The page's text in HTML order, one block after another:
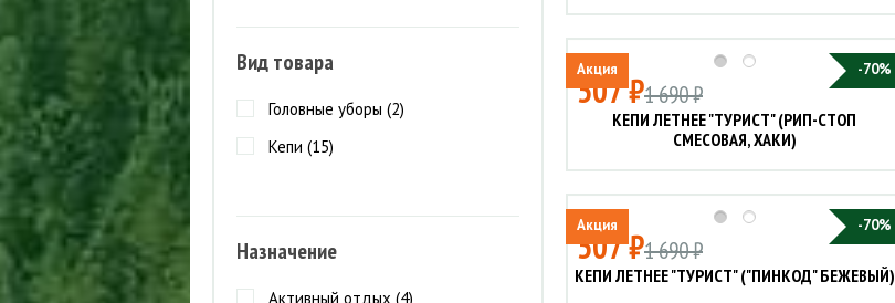
Вид товара
Головные уборы (2)
Кепи (15)
Назначение
Активный отдых (4)
Акция -70%
507 ₽1 690 ₽
КЕПИ ЛЕТНЕЕ "ТУРИСТ" (РИП-СТОП
СМЕСОВАЯ, ХАКИ)
Акция -70%
507 ₽1 690 ₽
КЕПИ ЛЕТНЕЕ "ТУРИСТ" ("ПИНКОД" БЕЖЕВЫЙ)